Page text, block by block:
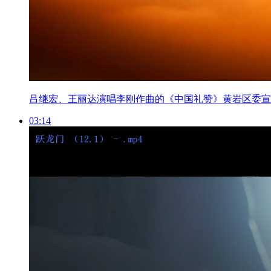
吕继宏、王丽达演唱李刚作曲的《中国礼赞》黄岩区委
03:14